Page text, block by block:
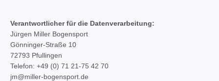
Verantwortlicher für die Datenverarbeitung:
Jürgen Miller Bogensport
Gönninger-Straße 10
72793 Pfullingen
Telefon: +49 (0) 71 21-75 42 70
jm@miller-bogensport.de